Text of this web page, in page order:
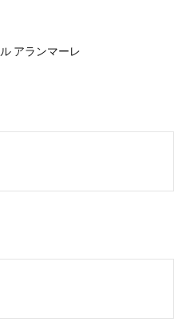
アランマーレ